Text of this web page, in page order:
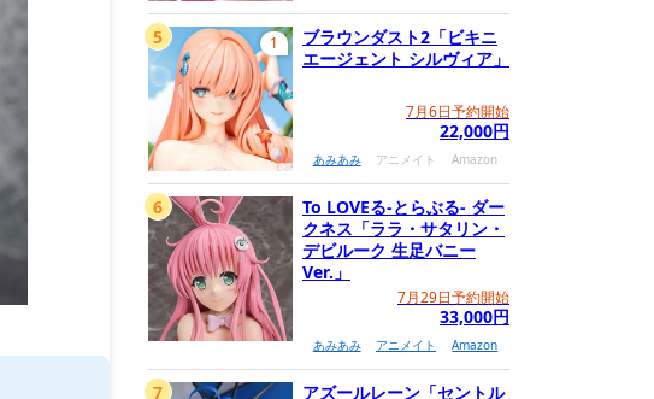
ブラウンダスト2「ビキニ
エージェント シルヴィア」
7月6日予約開始
22,000円
あみあみ アニメイト Amazon
1
5
To LOVEる-とらぶる- ダー
クネス「ララ・サタリン・
デビルーク 生足バニー
Ver.」
7月29日予約開始
33,000円
あみあみ アニメイト Amazon
6
アズールレーン「セントル
7